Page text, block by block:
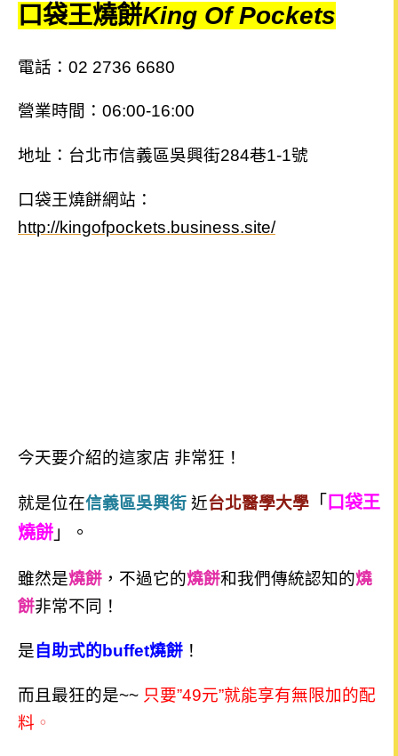
口袋王燒餅King Of Pockets
電話：02 2736 6680
營業時間：06:00-16:00
地址：台北市信義區吳興街284巷1-1號
口袋王燒餅網站：
http://kingofpockets.business.site/
今天要介紹的這家店 非常狂！
就是位在信義區吳興街 近台北醫學大學 「 口袋王
燒餅 」。
雖然是燒餅 ，不過它的燒餅和我們傳統認知的燒
餅非常不同！
是自助式的buffet燒餅 ！
而且最狂的是~~ 只要”49元”就能享有無限加的配
料 。